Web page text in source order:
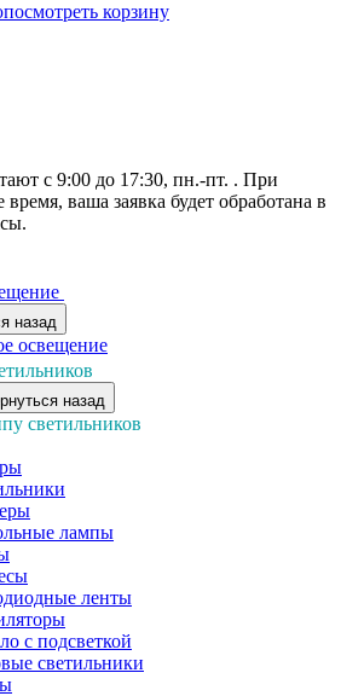
посмотреть корзину
с 9:00 до 17:30, пн.-пт. . При
ваша заявка будет обработана в
назад
освещение
назад
светильников
лампы
ленты
с подсветкой
светильники